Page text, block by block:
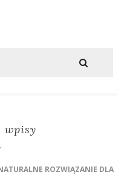
wpisy
ROZWIĄZANIE DLA